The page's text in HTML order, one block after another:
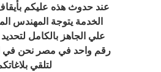
عند حدوث هذه عليكم
الخدمة يتوجة المهندس
علي الجاهز بالكامل
لتلقي